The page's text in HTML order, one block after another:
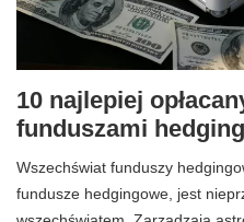
10 najlepiej
funduszami
Wszechświat funduszy
fundusze hedgingowe, jest